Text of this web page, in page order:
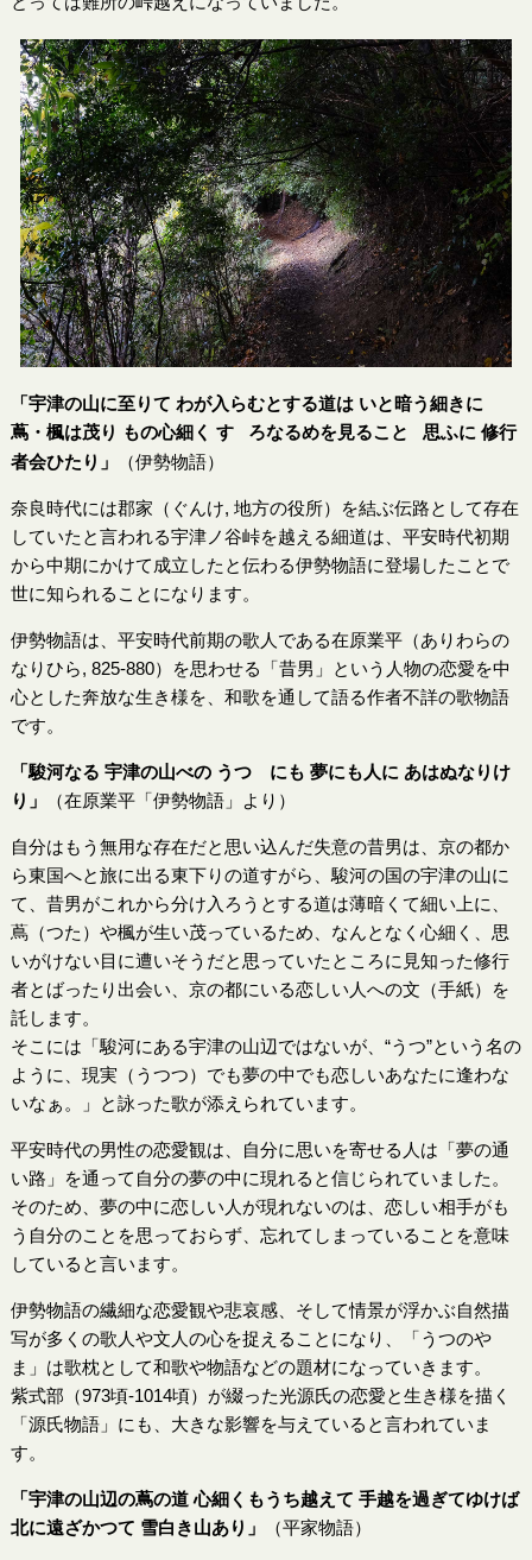
「宇津の山に至りて わが入らむとする道は いと暗う細きに
蔦・楓は茂り もの心細く すゞ ろなるめを見ること
思ふに 修行
者会ひたり」
（伊勢物語）
奈良時代には郡家（ぐんけ, 地方の役所）を結ぶ伝路として存在
していたと言われる宇津ノ谷峠を越える細道は、平安時代初期
から中期にかけて成立したと伝わる伊勢物語に登場したことで
世に知られることになります。
伊勢物語は、平安時代前期の歌人である在原業平（ありわらの
なりひら, 825-880）を思わせる「昔男」という人物の恋愛を中
心とした奔放な生き様を、和歌を通して語る作者不詳の歌物語
です。
「駿河なる 宇津の山べの うつゝにも 夢にも人に あはぬなりけ
り」
（在原業平「伊勢物語」より）
自分はもう無用な存在だと思い込んだ失意の昔男は、京の都か
ら東国へと旅に出る東下りの道すがら、駿河の国の宇津の山に
て、昔男がこれから分け入ろうとする道は薄暗くて細い上に、
蔦（つた）や楓が生い茂っているため、なんとなく心細く、思
いがけない目に遭いそうだと思っていたところに見知った修行
者とばったり出会い、京の都にいる恋しい人への文（手紙）を
託します。
そこには「駿河にある宇津の山辺ではないが、“うつ”という名の
ように、現実（うつつ）でも夢の中でも恋しいあなたに逢わな
いなぁ。」と詠った歌が添えられています。
平安時代の男性の恋愛観は、自分に思いを寄せる人は「夢の通
い路」を通って自分の夢の中に現れると信じられていました。
そのため、夢の中に恋しい人が現れないのは、恋しい相手がも
う自分のことを思っておらず、忘れてしまっていることを意味
していると言います。
伊勢物語の繊細な恋愛観や悲哀感、そして情景が浮かぶ自然描
写が多くの歌人や文人の心を捉えることになり、「うつのや
ま」は歌枕として和歌や物語などの題材になっていきます。
紫式部（973頃-1014頃）が綴った光源氏の恋愛と生き様を描く
「源氏物語」にも、大きな影響を与えていると言われていま
す。
「宇津の山辺の蔦の道 心細くもうち越えて 手越を過ぎてゆけば
北に遠ざかつて 雪白き山あり」
（平家物語）